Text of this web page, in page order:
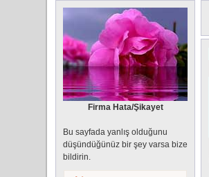
Firma Hata/Şikayet
Bu sayfada yanlış olduğunu
düşündüğünüz bir şey varsa bize
bildirin.